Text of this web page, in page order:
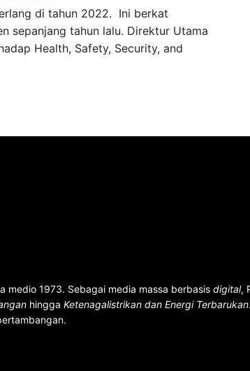
di tahun 2022. Ini berkat
sepanjang tahun lalu. Direktur Utama
Health, Safety, Security, and
medio 1973. Sebagai media massa berbasis digital,
hingga Ketenagalistrikan dan Energi Terbarukan